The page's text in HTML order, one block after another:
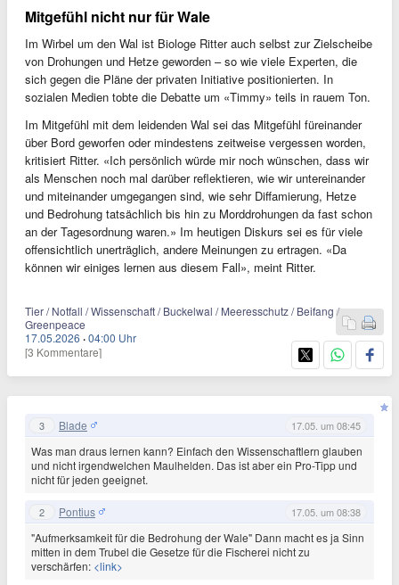
Mitgefühl nicht nur für Wale
Im Wirbel um den Wal ist Biologe Ritter auch selbst zur Zielscheibe
von Drohungen und Hetze geworden – so wie viele Experten, die
sich gegen die Pläne der privaten Initiative positionierten. In
sozialen Medien tobte die Debatte um «Timmy» teils in rauem Ton.
Im Mitgefühl mit dem leidenden Wal sei das Mitgefühl füreinander
über Bord geworfen oder mindestens zeitweise vergessen worden,
kritisiert Ritter. «Ich persönlich würde mir noch wünschen, dass wir
als Menschen noch mal darüber reflektieren, wie wir untereinander
und miteinander umgegangen sind, wie sehr Diffamierung, Hetze
und Bedrohung tatsächlich bis hin zu Morddrohungen da fast schon
an der Tagesordnung waren.» Im heutigen Diskurs sei es für viele
offensichtlich unerträglich, andere Meinungen zu ertragen. «Da
können wir einiges lernen aus diesem Fall», meint Ritter.
Tier / Notfall / Wissenschaft / Buckelwal / Meeresschutz / Beifang /
Greenpeace
17.05.2026 ·04:00 Uhr
[3 Kommentare]
3 Blade 17.05. um 08:45
Was man draus lernen kann? Einfach den Wissenschaftlern glauben
und nicht irgendwelchen Maulhelden. Das ist aber ein Pro-Tipp und
nicht für jeden geeignet.
2 Pontius 17.05. um 08:38
"Aufmerksamkeit für die Bedrohung der Wale" Dann macht es ja Sinn
mitten in dem Trubel die Gesetze für die Fischerei nicht zu
verschärfen: <link>